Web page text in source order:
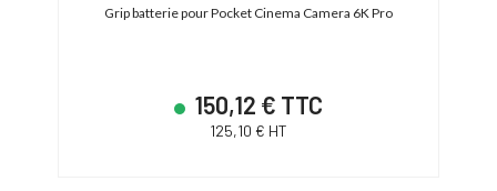
Grip batterie pour Pocket Cinema Camera 6K Pro
150,12 € TTC
125,10 € HT